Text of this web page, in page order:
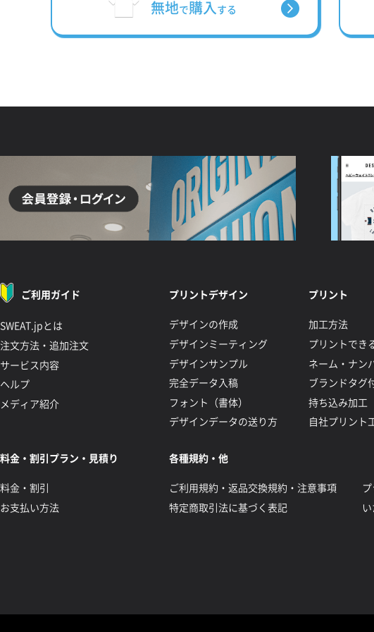
無地で購入 する
ご利用ガイド
SWEAT.jpとは
注文方法・追加注文
サービス内容
ヘルプ
メディア紹介
プリントデザイン
デザインの作成
デザインミーティング
デザインサンプル
完全データ入稿
フォント（書体）
デザインデータの送り方
プリント
加工方法
プリントでき
ネーム・ナン
ブランドタグ
持ち込み加工
自社プリント
料金・割引プラン・見積り
料金・割引
お支払い方法
各種規約・他
ご利用規約・返品交換規約・注意事項
特定商取引法に基づく表記